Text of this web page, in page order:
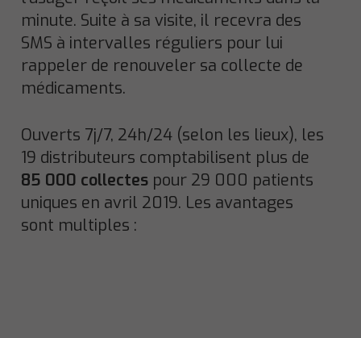
minute. Suite à sa visite, il recevra des
SMS à intervalles réguliers pour lui
rappeler de renouveler sa collecte de
médicaments.
Ouverts 7j/7, 24h/24 (selon les lieux), les
19 distributeurs comptabilisent plus de
85 000 collectes pour 29 000 patients
uniques en avril 2019. Les avantages
sont multiples :